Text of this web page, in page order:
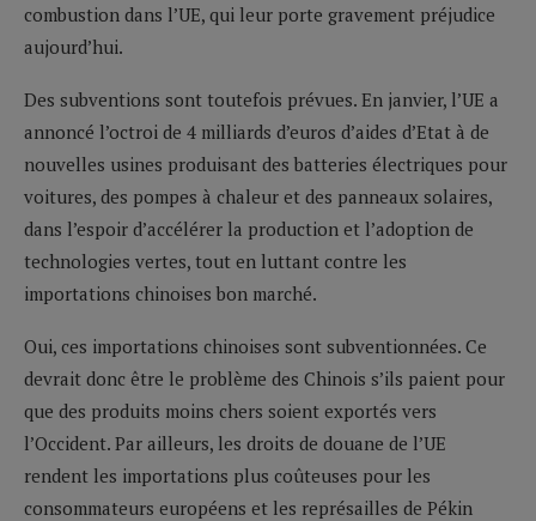
combustion dans l’UE, qui leur porte gravement préjudice
aujourd’hui.
Des subventions sont toutefois prévues. En janvier, l’UE a
annoncé l’octroi de 4 milliards d’euros d’aides d’Etat à de
nouvelles usines produisant des batteries électriques pour
voitures, des pompes à chaleur et des panneaux solaires,
dans l’espoir d’accélérer la production et l’adoption de
technologies vertes, tout en luttant contre les
importations chinoises bon marché.
Oui, ces importations chinoises sont subventionnées. Ce
devrait donc être le problème des Chinois s’ils paient pour
que des produits moins chers soient exportés vers
l’Occident. Par ailleurs, les droits de douane de l’UE
rendent les importations plus coûteuses pour les
consommateurs européens et les représailles de Pékin